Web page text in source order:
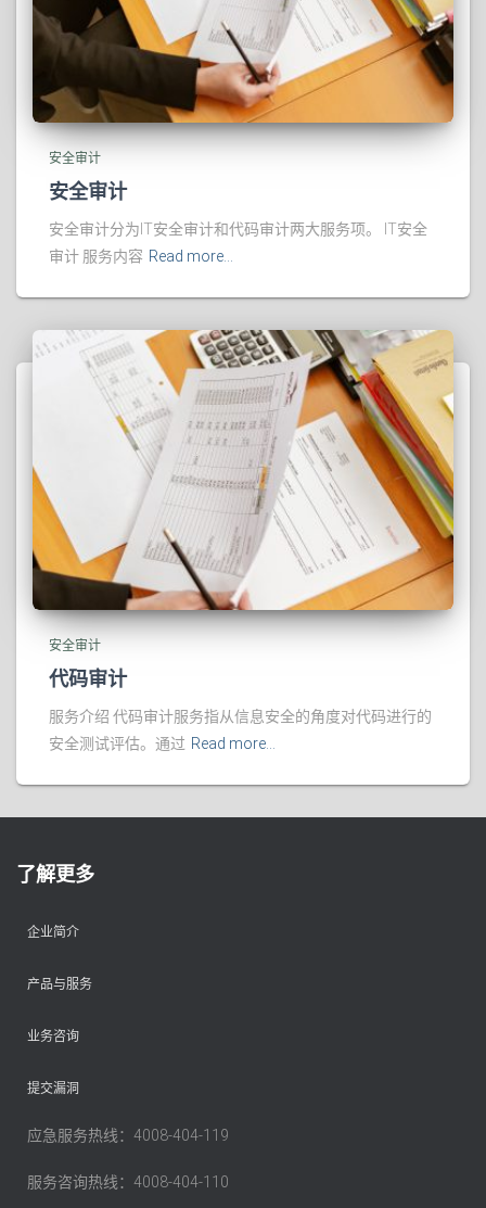
安全审计
安全审计
安全审计分为IT安全审计和代码审计两大服务项。 IT安全
审计 服务内容 Read more…
安全审计
代码审计
服务介绍 代码审计服务指从信息安全的角度对代码进行的
安全测试评估。通过 Read more…
了解更多
企业简介
产品与服务
业务咨询
提交漏洞
应急服务热线：4008-404-119
服务咨询热线：4008-404-110